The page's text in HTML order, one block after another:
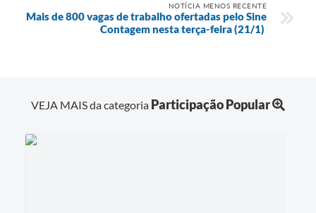
NOTÍCIA MENOS RECENTE
Mais de 800 vagas de trabalho ofertadas pelo Sine
Contagem nesta terça-feira (21/1)
VEJA MAIS da categoria Participação Popular